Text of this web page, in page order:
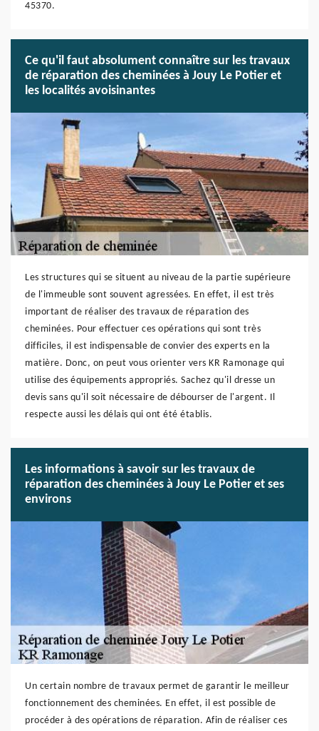
45370.
Ce qu'il faut absolument connaître sur les travaux
de réparation des cheminées à Jouy Le Potier et
les localités avoisinantes
Les structures qui se situent au niveau de la partie supérieure
de l'immeuble sont souvent agressées. En effet, il est très
important de réaliser des travaux de réparation des
cheminées. Pour effectuer ces opérations qui sont très
difficiles, il est indispensable de convier des experts en la
matière. Donc, on peut vous orienter vers KR Ramonage qui
utilise des équipements appropriés. Sachez qu'il dresse un
devis sans qu'il soit nécessaire de débourser de l'argent. Il
respecte aussi les délais qui ont été établis.
Les informations à savoir sur les travaux de
réparation des cheminées à Jouy Le Potier et ses
environs
Un certain nombre de travaux permet de garantir le meilleur
fonctionnement des cheminées. En effet, il est possible de
procéder à des opérations de réparation. Afin de réaliser ces